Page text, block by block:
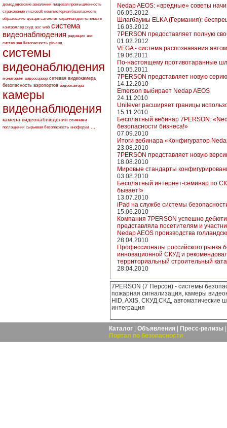
домодедовские авиалинии пищевая промышленность
страхование microsoft компьютерная безопасность
образование цезарь сателлит охранная деятельность
контроллер скуд азс web система
видеонаблюдения радиация аэс
системная безопасность pin-код
системы
видеонаблюдения
мониторинг видеосервер сетевая видеокамера
безопасность аэропортов видеокамера
камеры
видеонаблюдения
камера видеонаблюдения слияния и
поглощения сырьевая безопасность инофорум ...
Nedap AEOS: «вредные» советы
06.05.2012
Шлагбаумы ELKA (Германия):
16.03.2012
7PERSON предоставляет полную
01.02.2012
VEGA - cиcтема распознавания
19.06.2011
По-настоящему противотаранные
10.05.2011
7PERSON представляет новую
14.12.2010
Emerson выбирает Nedap AEOS
24.11.2010
Unilever расширяет границы
15.11.2010
Бесплатный вебинар 7PERSON:
безопасности бизнеса!»
07.09.2010
Итоги вебинара «Конфигуратор
23.08.2010
7PERSON представляет новую
18.08.2010
Мировые стандарты
03.08.2010
Бесплатный интернет-семинар по
бывает!»
13.07.2010
iPad на службе системы
15.06.2010
Компания 7PERSON успешно
представляла посетителям и
Nedap AEOS производства
28.04.2010
Профессионалы российского рынка
инновационной СКУД и
территориальный строительный
28.04.2010
7PERSON (7 Персон) - системы
пожарная сигнализация, камеры
HID, AXIS, СКУД,СКД, автоматические
интеграция
Каталог Объявления Пресс-релизы
Портал по безопасности